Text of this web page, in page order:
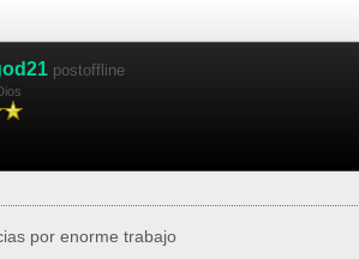
postoffline
por enorme trabajo